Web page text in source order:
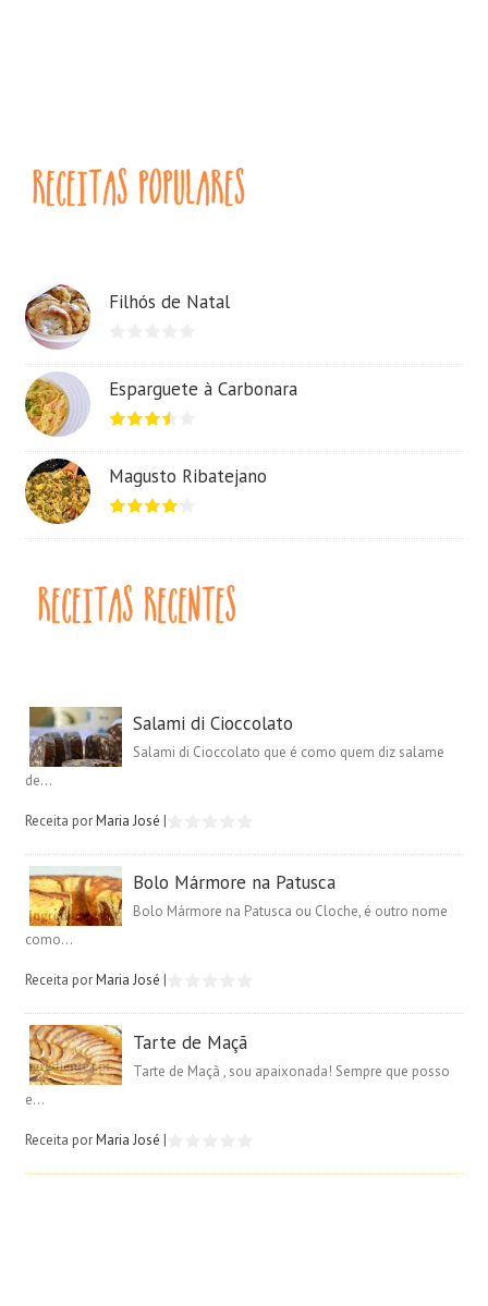
Filhós de Natal
Esparguete à Carbonara
Magusto Ribatejano
Salami di Cioccolato
Salami di Cioccolato que é como quem diz salame
de...
Receita porMaria José |
Bolo Mármore na Patusca
Bolo Mármore na Patusca ou Cloche, é outro nome
como...
Receita porMaria José
Tarte de Maçã
Tarte de Maçã , sou apaixonada! Sempre que posso
e...
Receita porMaria José |